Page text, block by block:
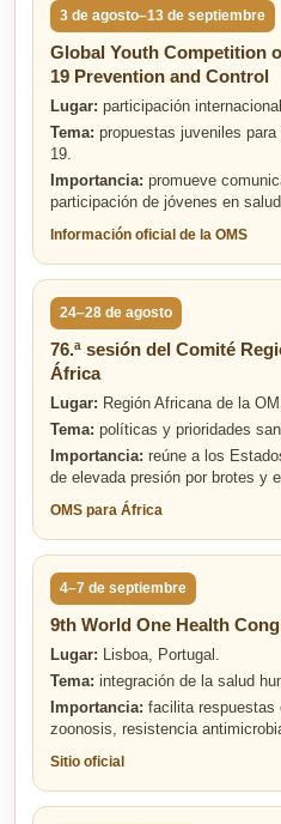
3 de agosto–13 de septiembre
Global Youth Competition
19 Prevention and Control
Lugar: participación
Tema: propuestas juveniles
19.
Importancia: promueve
participación de jóvenes en
Información oficial de la OMS
24–28 de agosto
76.ª sesión del Comité
África
Lugar: Región Africana de la
Tema: políticas y prioridades
Importancia: reúne a los
de elevada presión por brotes y
OMS para África
4–7 de septiembre
9th World One Health
Lugar: Lisboa, Portugal.
Tema: integración de la salud
Importancia: facilita respuestas
zoonosis, resistencia
Sitio oficial